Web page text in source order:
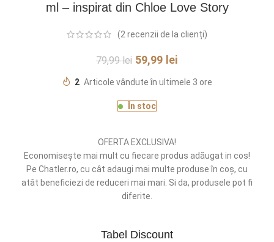
ml – inspirat din Chloe Love Story
(2recenzii de la clienți)
79,99lei 59,99 lei
2 Articole vândute în ultimele 3 ore
În stoc
OFERTA EXCLUSIVA!
Economisește mai mult cu fiecare produs adăugat in cos!
Pe Chatler.ro, cu cât adaugi mai multe produse în coș, cu
atât beneficiezi de reduceri mai mari. Si da, produsele pot fi
diferite.
Tabel Discount